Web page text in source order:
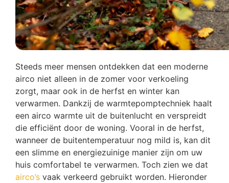
Steeds meer mensen ontdekken dat een moderne
airco niet alleen in de zomer voor verkoeling
zorgt, maar ook in de herfst en winter kan
verwarmen. Dankzij de warmtepomptechniek haalt
een airco warmte uit de buitenlucht en verspreidt
die efficiënt door de woning. Vooral in de herfst,
wanneer de buitentemperatuur nog mild is, kan dit
een slimme en energiezuinige manier zijn om uw
huis comfortabel te verwarmen. Toch zien we dat
airco’s vaak verkeerd gebruikt worden. Hieronder